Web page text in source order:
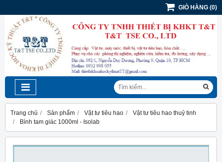
GIỎ HÀNG (0)
Trang chủ Sản phẩm Vật tư tiêu hao
Vật tư tiêu hao thuỷ tinh
Bình tam giác 1000ml - Isolab